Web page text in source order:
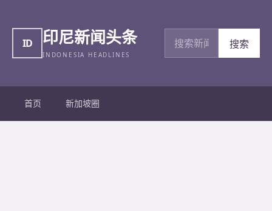
ID 印尼新闻头条
INDONESIA HEADLINES
搜索新闻
搜索
首页 新加坡圈